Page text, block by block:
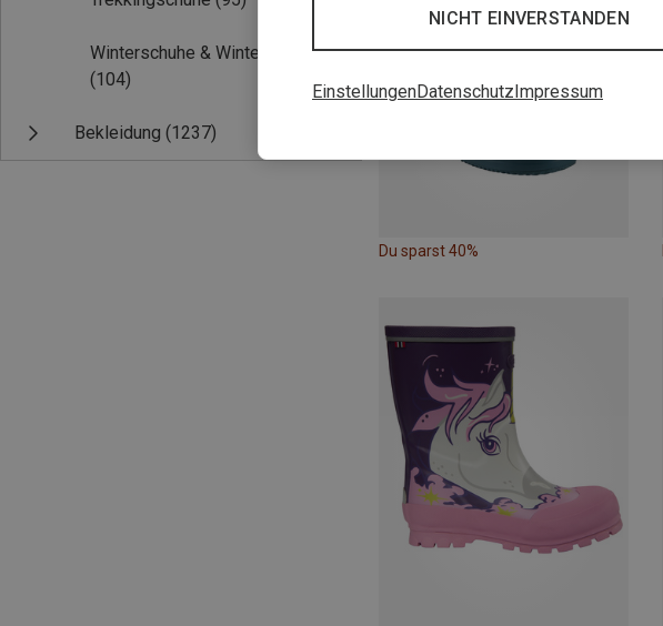
Winterschuhe & Winterstiefel
(104)
Bekleidung (1237)
Du sparst 40%
NICHT EINVERSTANDEN
EinstellungenDatenschutzImpressum